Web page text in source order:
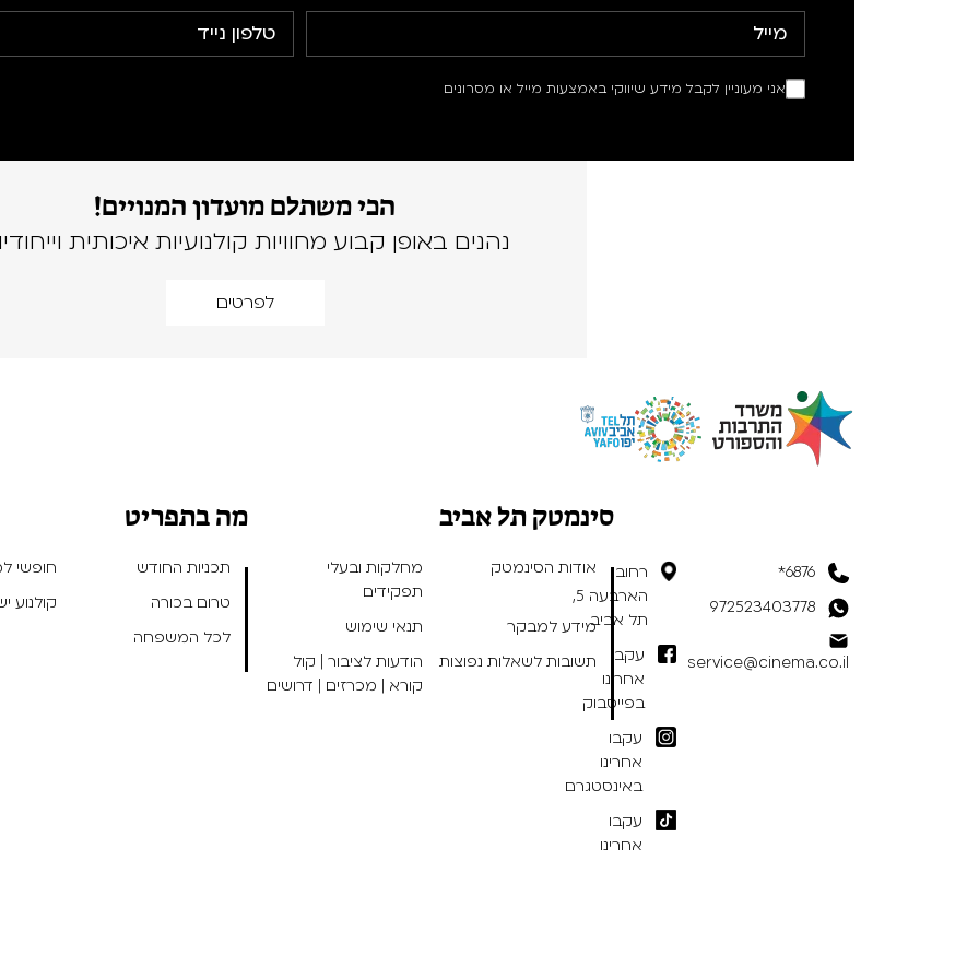
אני מעוניין לקבל מידע שיווקי באמצעות מייל או מסרונים
הכי משתלם מועדון המנויים!
נהנים באופן קבוע מחוויות קולנועיות איכותית
לפרטים
6876*
972523403778
service@cinema.co.il
רחוב
הארבעה 5,
תל אביב
עקבו
אחרינו
בפייסבוק
עקבו
אחרינו
באינסטגרם
עקבו
אחרינו
סינמטק תל אביב
אודות הסינמטק
מחלקות ובעלי
תפקידים
מידע למבקר
תנאי שימוש
תשובות לשאלות נפוצות
הודעות לציבור | קול
קורא | מכרזים | דרושים
מה בתפריט
תכניות החודש
חופשי
טרום בכורה
קולנוע
לכל המשפחה